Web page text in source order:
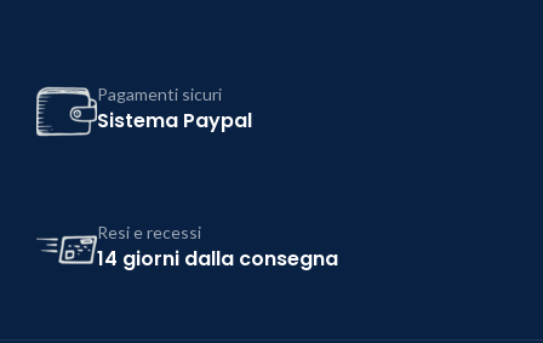
Pagamenti sicuri
Sistema Paypal
Resi e recessi
14 giorni dalla consegna